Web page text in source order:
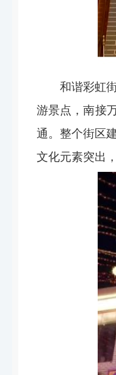
和谐彩虹
游景点，南接
通。整个街区
文化元素突出